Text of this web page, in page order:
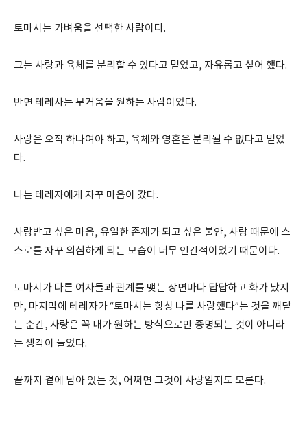
토마시는 가벼움을 선택한 사람이다.
그는 사랑과 육체를 분리할 수 있다고 믿었고, 자유롭고 싶어 했다.
반면 테레사는 무거움을 원하는 사람이었다.
사랑은 오직 하나여야 하고, 육체와 영혼은 분리될 수 없다고 믿었
다.
나는 테레자에게 자꾸 마음이 갔다.
사랑받고 싶은 마음, 유일한 존재가 되고 싶은 불안, 사랑 때문에 스
스로를 자꾸 의심하게 되는 모습이 너무 인간적이었기 때문이다.
토마시가 다른 여자들과 관계를 맺는 장면마다 답답하고 화가 났지
만, 마지막에 테레자가 “토마시는 항상 나를 사랑했다”는 것을 깨닫
는 순간, 사랑은 꼭 내가 원하는 방식으로만 증명되는 것이 아니라
는 생각이 들었다.
끝까지 곁에 남아 있는 것, 어쩌면 그것이 사랑일지도 모른다.